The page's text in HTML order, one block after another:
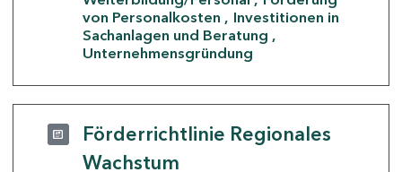
von Personalkosten
Investitionen in
Sachanlagen und Beratung
Unternehmensgründung
Förderrichtlinie Regionales
Wachstum